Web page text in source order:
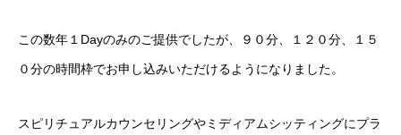
この数年１Dayのみのご提供でしたが、９０分、１２０分、１５
０分の時間枠でお申し込みいただけるようになりました。
スピリチュアルカウンセリングやミディアムシッティングにプラ